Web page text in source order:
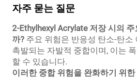
자주 묻는 질문
2-Ethylhexyl Acrylate 저장 시의 주
까? 주요 위험은 반응성 탄소-탄소
촉발되는 자발적 중합이며, 이는
할 수 있습니다.
이러한 중합 위험을 완화하기 위